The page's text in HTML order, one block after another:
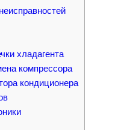
хладагента
компрессора
кондиционера